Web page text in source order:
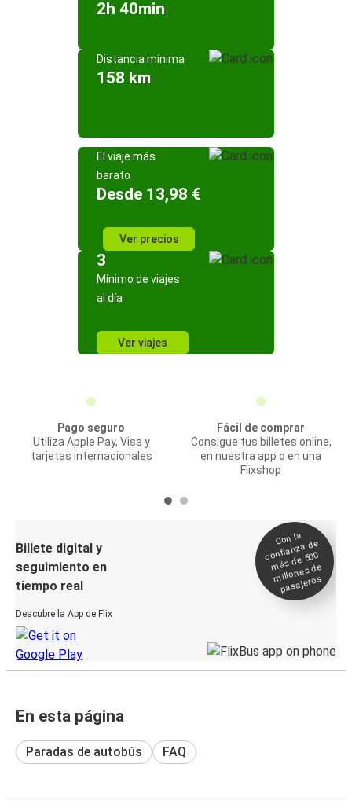
2h 40min
Distancia mínima
158 km
El viaje más
barato
Desde 13,98 €
Ver precios
3
Mínimo de viajes
al día
Ver viajes
Pago seguro
Utiliza Apple Pay, Visa y
tarjetas internacionales
Fácil de comprar
Consigue tus billetes online,
en nuestra app o en una
Flixshop
Billete digital y
seguimiento en
tiempo real
Descubre la App de Flix
Con la
confianza de
más de 500
millones de
pasajeros
En esta página
Paradas de autobús FAQ